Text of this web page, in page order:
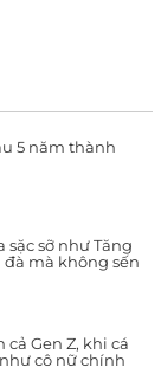
5 năm thành
sặc sỡ như Tăng
đà mà không sến
Gen Z, khi cá
cô nữ chính